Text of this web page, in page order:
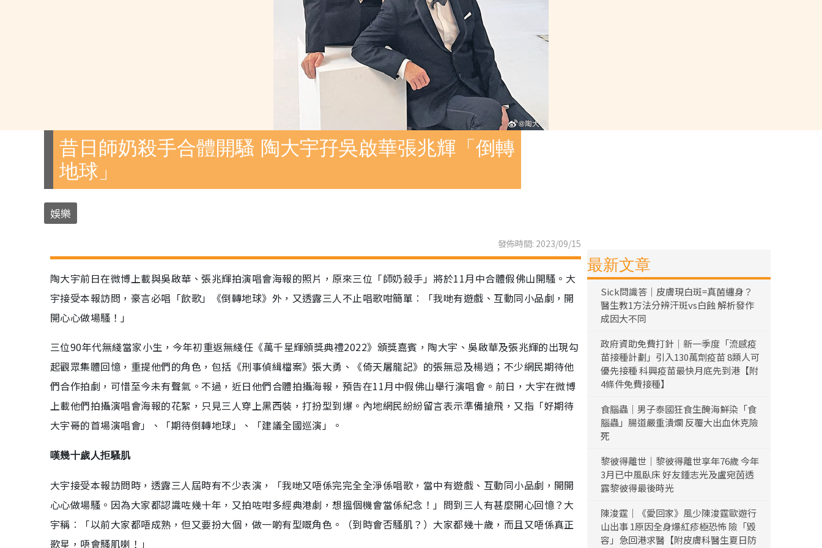
昔日師奶殺手合體開騷 陶大宇孖吳啟華張兆輝「倒轉
地球」
娛樂
發佈時間: 2023/09/15
陶大宇前日在微博上載與吳啟華、張兆輝拍演唱會海報的照片，原來三位「師奶殺手」將於11月中合體假佛山開騷。大
宇接受本報訪問，豪言必唱「飲歌」《倒轉地球》外，又透露三人不止唱歌咁簡單︰「我哋有遊戲、互動同小品劇，開
開心心做場騷！」
三位90年代無綫當家小生，今年初重返無綫任《萬千星輝頒獎典禮2022》頒獎嘉賓，陶大宇、吳啟華及張兆輝的出現勾
起觀眾集體回憶，重提他們的角色，包括《刑事偵緝檔案》張大勇、《倚天屠龍記》的張無忌及楊逍；不少網民期待他
們合作拍劇，可惜至今未有聲氣。不過，近日他們合體拍攝海報，預告在11月中假佛山舉行演唱會。前日，大宇在微博
上載他們拍攝演唱會海報的花絮，只見三人穿上黑西裝，打扮型到爆。內地網民紛紛留言表示準備搶飛，又指「好期待
大宇哥的首場演唱會」、「期待倒轉地球」、「建議全國巡演」。
嘆幾十歲人拒騷肌
大宇接受本報訪問時，透露三人屆時有不少表演，「我哋又唔係完完全全淨係唱歌，當中有遊戲、互動同小品劇，開開
心心做場騷。因為大家都認識咗幾十年，又拍咗咁多經典港劇，想搵個機會當係紀念！」問到三人有甚麼開心回憶？大
宇稱︰「以前大家都唔成熟，但又要扮大個，做一啲有型嘅角色。（到時會否騷肌？）大家都幾十歲，而且又唔係真正
歌星，唔會騷肌喇！」
最新文章
Sick問識答｜皮膚現白斑=真菌纏身？
醫生教1方法分辨汗斑vs白蝕 解析發作
成因大不同
政府資助免費打針｜新一季度「流感疫
苗接種計劃」引入130萬劑疫苗 8類人可
優先接種 科興疫苗最快月底先到港【附
4條件免費接種】
食腦蟲｜男子泰國狂食生醃海鮮染「食
腦蟲」腸道嚴重潰爛 反覆大出血休克險
死
黎彼得離世｜黎彼得離世享年76歲 今年
3月已中風臥床 好友鍾志光及盧宛茵透
露黎彼得最後時光
陳浚霆｜《愛回家》風少陳浚霆歐遊行
山出事 1原因全身爆紅疹極恐怖 險「毀
容」急回港求醫【附皮膚科醫生夏日防